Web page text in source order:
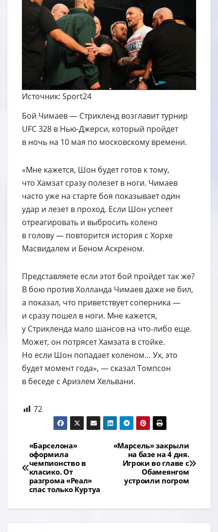
Источник: Sport24
Бой Чимаев — Стрикленд возглавит турнир
UFC 328 в Нью-Джерси, который пройдет
в ночь на 10 мая по московскому времени.
«Мне кажется, Шон будет готов к тому,
что Хамзат сразу полезет в ноги. Чимаев
часто уже на старте боя показывает один
удар и лезет в проход. Если Шон успеет
отреагировать и выбросить колено
в голову — повторится история с Хорхе
Масвидалем и Беном Аскреном.
Представляете если этот бой пройдет так же?
В бою против Холланда Чимаев даже не бил,
а показал, что приветствует соперника —
и сразу пошел в ноги. Мне кажется,
у Стрикленда мало шансов на что-либо еще.
Может, он потрясет Хамзата в стойке.
Но если Шон попадает коленом… Ух, это
будет момент года», — сказал Томпсон
в беседе с Ариэлем Хельвани.
72
Навигация
по
записям
«Марсель» закрыли
на базе на 4 дня.
Игроки во главе с
Обамеянгом
устроили погром
«Барселона»
оформила
чемпионство в
класико. От
разгрома «Реал»
спас только Куртуа